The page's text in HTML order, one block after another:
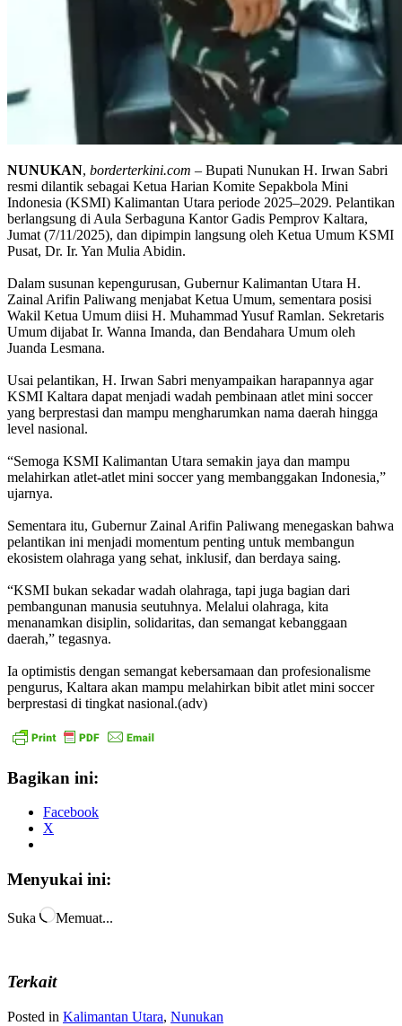
NUNUKAN, borderterkini.com – Bupati Nunukan H. Irwan Sabri
resmi dilantik sebagai Ketua Harian Komite Sepakbola Mini
Indonesia (KSMI) Kalimantan Utara periode 2025–2029. Pelantikan
berlangsung di Aula Serbaguna Kantor Gadis Pemprov Kaltara,
Jumat (7/11/2025), dan dipimpin langsung oleh Ketua Umum KSMI
Pusat, Dr. Ir. Yan Mulia Abidin.
Dalam susunan kepengurusan, Gubernur Kalimantan Utara H.
Zainal Arifin Paliwang menjabat Ketua Umum, sementara posisi
Wakil Ketua Umum diisi H. Muhammad Yusuf Ramlan. Sekretaris
Umum dijabat Ir. Wanna Imanda, dan Bendahara Umum oleh
Juanda Lesmana.
Usai pelantikan, H. Irwan Sabri menyampaikan harapannya agar
KSMI Kaltara dapat menjadi wadah pembinaan atlet mini soccer
yang berprestasi dan mampu mengharumkan nama daerah hingga
level nasional.
“Semoga KSMI Kalimantan Utara semakin jaya dan mampu
melahirkan atlet-atlet mini soccer yang membanggakan Indonesia,”
ujarnya.
Sementara itu, Gubernur Zainal Arifin Paliwang menegaskan bahwa
pelantikan ini menjadi momentum penting untuk membangun
ekosistem olahraga yang sehat, inklusif, dan berdaya saing.
“KSMI bukan sekadar wadah olahraga, tapi juga bagian dari
pembangunan manusia seutuhnya. Melalui olahraga, kita
menanamkan disiplin, solidaritas, dan semangat kebanggaan
daerah,” tegasnya.
Ia optimistis dengan semangat kebersamaan dan profesionalisme
pengurus, Kaltara akan mampu melahirkan bibit atlet mini soccer
berprestasi di tingkat nasional.(adv)
Bagikan ini:
Facebook
X
Menyukai ini:
Suka Memuat...
Terkait
Posted in Kalimantan Utara, Nunukan